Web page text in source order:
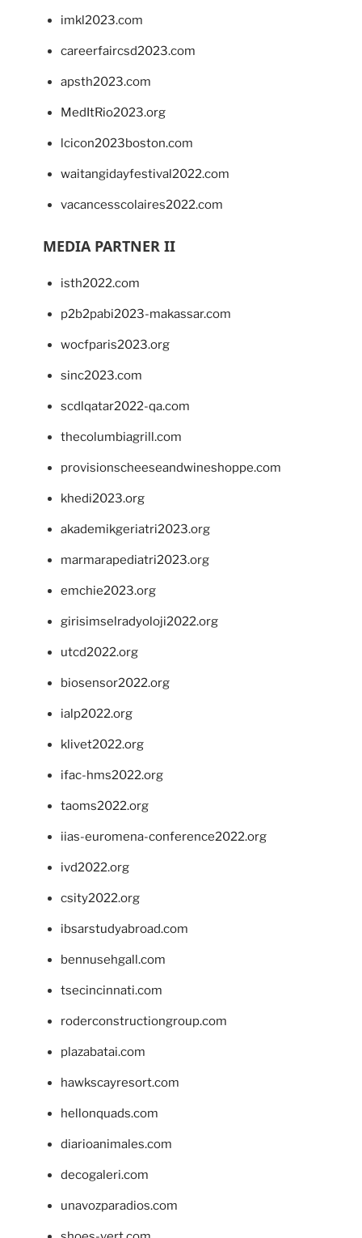
imkl2023.com
careerfaircsd2023.com
apsth2023.com
MedItRio2023.org
lcicon2023boston.com
waitangidayfestival2022.com
vacancesscolaires2022.com
MEDIA PARTNER II
isth2022.com
p2b2pabi2023-makassar.com
wocfparis2023.org
sinc2023.com
scdlqatar2022-qa.com
thecolumbiagrill.com
provisionscheeseandwineshoppe.com
khedi2023.org
akademikgeriatri2023.org
marmarapediatri2023.org
emchie2023.org
girisimselradyoloji2022.org
utcd2022.org
biosensor2022.org
ialp2022.org
klivet2022.org
ifac-hms2022.org
taoms2022.org
iias-euromena-conference2022.org
ivd2022.org
csity2022.org
ibsarstudyabroad.com
bennusehgall.com
tsecincinnati.com
roderconstructiongroup.com
plazabatai.com
hawkscayresort.com
hellonquads.com
diarioanimales.com
decogaleri.com
unavozparadios.com